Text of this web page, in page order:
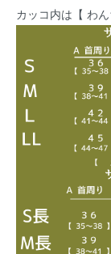
カッコ内は【 わ